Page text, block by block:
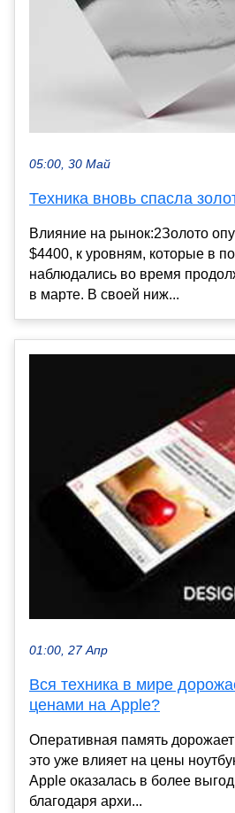
05:00, 30 Май
Техника вновь спасла
Влияние на рынок:2Золото
$4400, к уровням, которые в
наблюдались во время
в марте. В своей ниж...
01:00, 27 Апр
Вся техника в мире
ценами на Apple?
Оперативная память
это уже влияет на цены
Apple оказалась в более
благодаря архи...